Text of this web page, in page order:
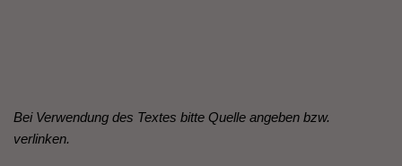
Bei Verwendung des Textes bitte Quelle angeben bzw.
verlinken.